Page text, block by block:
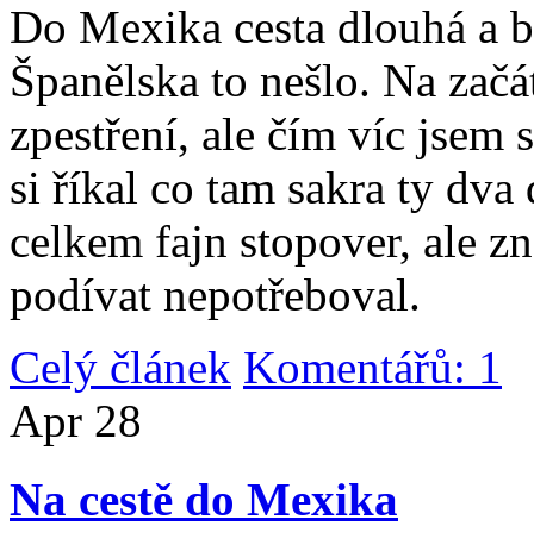
Do Mexika cesta dlouhá a
Španělska to nešlo. Na
zpestření, ale čím víc jsem
si říkal co tam sakra ty
celkem fajn stopover, ale
podívat nepotřeboval.
Celý článek Komentářů: 1
Apr 28
Na cestě do Mexika